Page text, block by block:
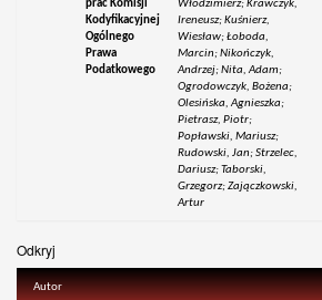
prac Komisji
Kodyfikacyjnej
Ogólnego
Prawa
Podatkowego
Włodzimierz; Krawczyk,
Ireneusz; Kuśnierz,
Wiesław; Łoboda,
Marcin; Nikończyk,
Andrzej; Nita, Adam;
Ogrodowczyk, Bożena;
Olesińska, Agnieszka;
Pietrasz, Piotr;
Popławski, Mariusz;
Rudowski, Jan; Strzelec,
Dariusz; Taborski,
Grzegorz; Zajączkowski,
Artur
Odkryj
Autor